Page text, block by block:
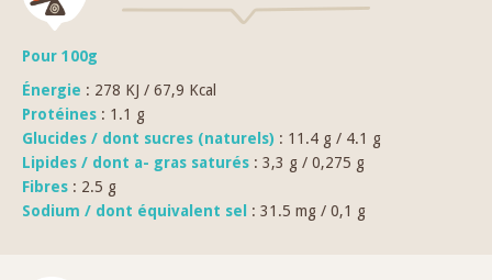
Pour 100g
Énergie : 278 KJ / 67,9 Kcal
Protéines : 1.1 g
Glucides / dont sucres (naturels) : 11.4 g / 4.1 g
Lipides / dont a- gras saturés : 3,3 g / 0,275 g
Fibres : 2.5 g
Sodium / dont équivalent sel
: 31.5 mg / 0,1 g